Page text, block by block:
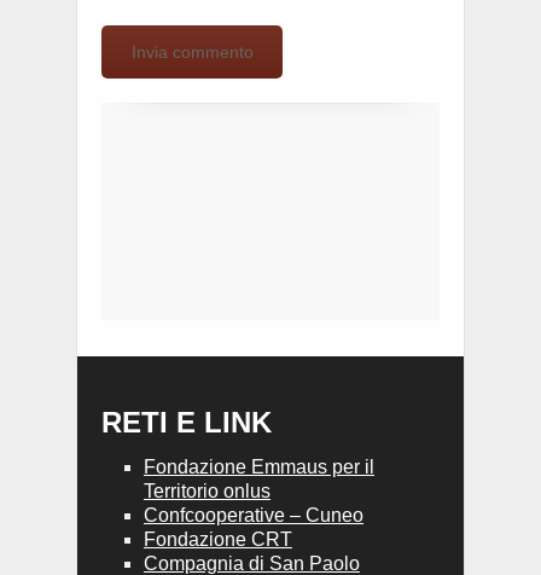
RETI E LINK
Fondazione Emmaus per il
Territorio onlus
Confcooperative – Cuneo
Fondazione CRT
Compagnia di San Paolo